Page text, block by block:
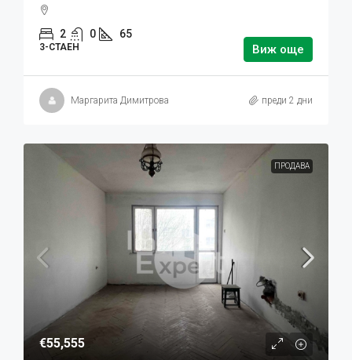
2 0 65
3-СТАЕН Виж още
Маргарита Димитрова преди 2 дни
ПРОДАВА
€55,555